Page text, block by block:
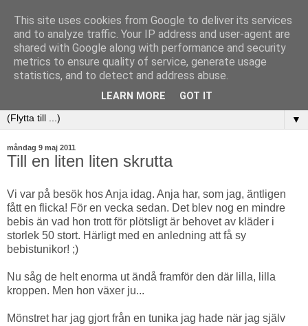
▼
måndag 9 maj 2011
Till en liten liten skrutta
Vi var på besök hos Anja idag. Anja har, som jag, äntligen
fått en flicka! För en vecka sedan. Det blev nog en mindre
bebis än vad hon trott för plötsligt är behovet av kläder i
storlek 50 stort. Härligt med en anledning att få sy
bebistunikor! ;)
Nu såg de helt enorma ut ändå framför den där lilla, lilla
kroppen. Men hon växer ju...
Mönstret har jag gjort från en tunika jag hade när jag själv
This site uses cookies from Google to deliver its services
and to analyze traffic. Your IP address and user-agent are
shared with Google along with performance and security
metrics to ensure quality of service, generate usage
statistics, and to detect and address abuse.
LEARN MORE GOT IT